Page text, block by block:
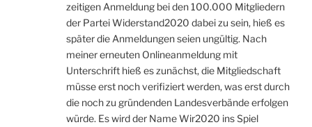
zeitigen Anmeldung bei den 100.000 Mitgliedern
der Partei Widerstand2020 dabei zu sein, hieß es
später die Anmeldungen seien ungültig. Nach
meiner erneuten Onlineanmeldung mit
Unterschrift hieß es zunächst, die Mitgliedschaft
müsse erst noch verifiziert werden, was erst durch
die noch zu gründenden Landesverbände erfolgen
würde. Es wird der Name Wir2020 ins Spiel